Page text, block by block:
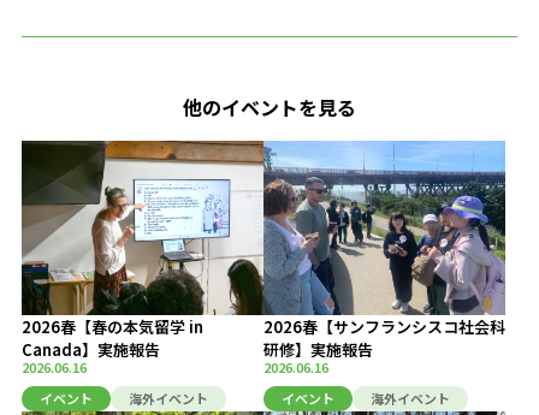
他のイベントを見る
2026春【春の本気留学 in
Canada】実施報告
2026.06.16
イベント
海外イベント
2026春【サンフランシスコ社会科
研修】実施報告
2026.06.16
イベント
海外イベント